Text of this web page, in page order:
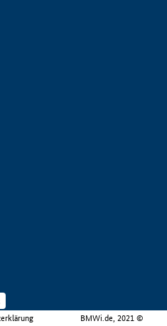
BMWi.de, 2021 ©